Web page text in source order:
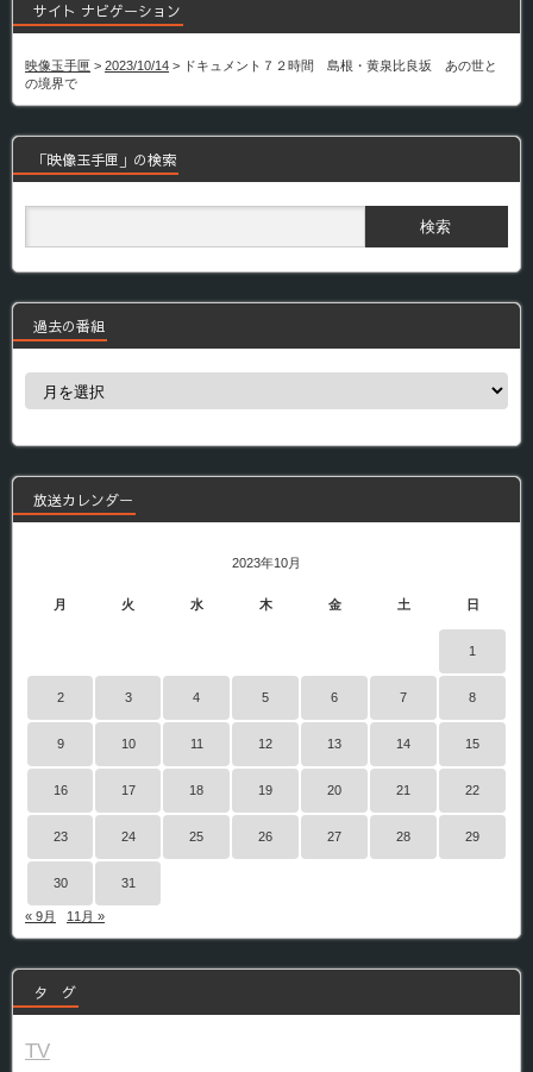
サイト ナビゲーション
映像玉手匣 > 2023/10/14 > ドキュメント７２時間 島根・黄泉比良坂 あの世と
の境界で
「映像玉手匣」の検索
過去の番組
過
組
放送カレンダー
2023年10月
月 火 水 木 金 土 日
1
2 3 4 5 6 7 8
9 10 11 12 13 14 15
16 17 18 19 20 21 22
23 24 25 26 27 28 29
30 31
« 9月 11月 »
タ グ
TV